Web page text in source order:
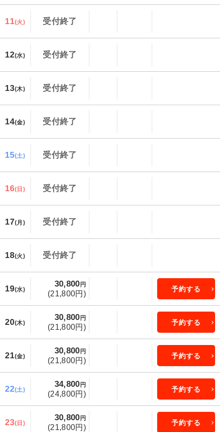
11(火) 受付終了
12(水) 受付終了
13(木) 受付終了
14(金) 受付終了
15(土) 受付終了
16(日) 受付終了
17(月) 受付終了
18(火) 受付終了
19(水)
30,800 円
(21,800円)
予約する
20(木)
30,800 円
(21,800円)
予約する
21(金)
30,800 円
(21,800円)
予約する
22(土)
34,800 円
(24,800円)
予約する
23(日)
30,800 円
(21,800円)
予約する